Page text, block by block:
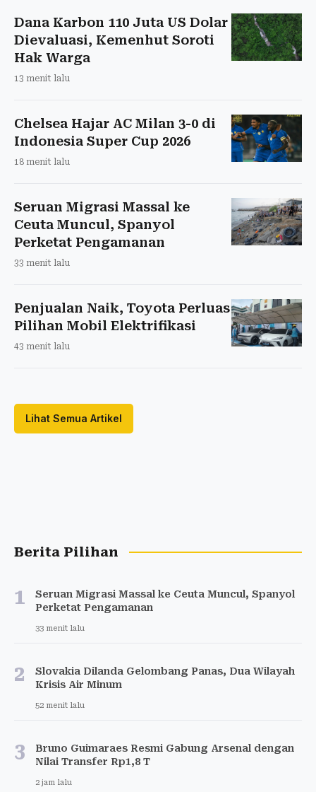
Dana Karbon 110 Juta US Dolar
Dievaluasi, Kemenhut Soroti
Hak Warga
13 menit lalu
Chelsea Hajar AC Milan 3-0 di
Indonesia Super Cup 2026
18 menit lalu
Seruan Migrasi Massal ke
Ceuta Muncul, Spanyol
Perketat Pengamanan
33 menit lalu
Penjualan Naik, Toyota Perluas
Pilihan Mobil Elektrifikasi
43 menit lalu
Lihat Semua Artikel
Berita Pilihan
1
Seruan Migrasi Massal ke Ceuta Muncul, Spanyol
Perketat Pengamanan
33 menit lalu
2
Slovakia Dilanda Gelombang Panas, Dua Wilayah
Krisis Air Minum
52 menit lalu
3
Bruno Guimaraes Resmi Gabung Arsenal dengan
Nilai Transfer Rp1,8 T
2 jam lalu